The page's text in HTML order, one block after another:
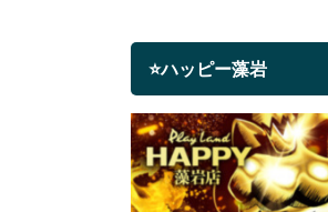
⭐ハッピー藻岩